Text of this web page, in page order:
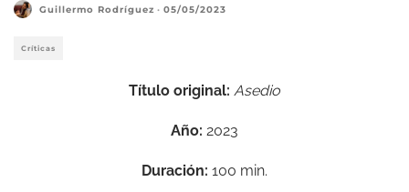
Guillermo Rodríguez · 05/05/2023
Críticas
Título original: Asedio
Año: 2023
Duración: 100 min.